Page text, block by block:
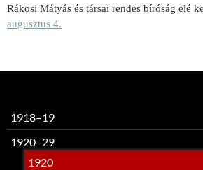
Rákosi Mátyás és társai rendes bíróság elé
augusztus 4.
1918–19
1920–29
1920